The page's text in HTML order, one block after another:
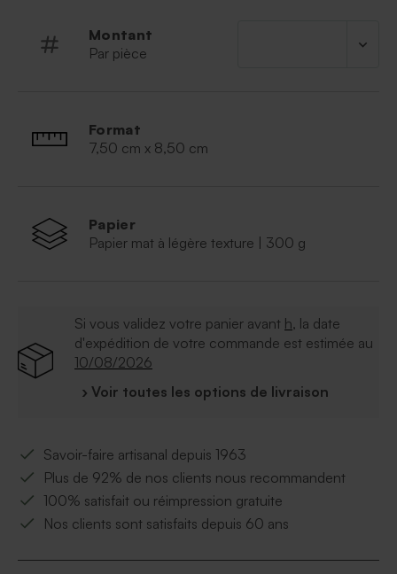
prolonger la magie de votre mariage.
25 bombes de graines livrées dans un sachet pouvant
grand coquelicot petite pimprenelle, bleuet, coriande,
trêfles de Perse, phacélie, trêfle blanc, nigelle, mélilot
vraie plantain lancéolé et moutarde de Sarepta.
* Cordelette de 50 cm livrée pour faciliter le montage
Montant
Par pièce
Format
7,50 cm x 8,50 cm
Papier
Papier mat à légère texture | 300 g
Si vous validez votre panier avant h, la date
d'expédition de votre commande est estimée au
10/08/2026
› Voir toutes les options de livraison
Savoir-faire artisanal depuis 1963
Plus de 92% de nos clients nous recommandent
100% satisfait ou réimpression gratuite
Nos clients sont satisfaits depuis 60 ans